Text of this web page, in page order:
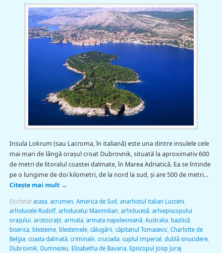
Insula Lokrum (sau Lacroma, în italiană) este una dintre insulele cele
mai mari de lângă oraşul croat Dubrovnik, situată la aproximativ 600
de metri de litoralul coastei dalmate, în Marea Adriatică. Ea se întinde
pe o lungime de doi kilometri, de la nord la sud, şi are 500 de metri…
Citește mai mult →
Etichetat acasa, acrumen America de Sud anarhistul italian Lucceni
arhiducele Rudolf, arhiducelui Maximilian arhiducesă, arhiepiscopului
oraşului aristocraţii armata, armata napoleoniană, Australia, bazilică,
biserica, blesteme, blestemele, călugării căpitanul Tomasevic, Charlotte de
Belgia, coasta dalmată, criminalii cruciada, cuplul imperial dublă sinucidere,
Dubrovnik, Dumnezeu Elisabetha de Bavaria, Episcopul Josip Juraj